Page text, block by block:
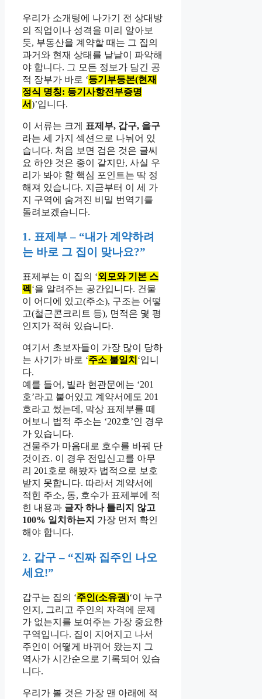
우리가 소개팅에 나가기 전 상대방
의 직업이나 성격을 미리 알아보
듯, 부동산을 계약할 때는 그 집의
과거와 현재 상태를 낱낱이 파악해
야 합니다. 그 모든 정보가 담긴 공
적 장부가 바로 ‘등기부등본(현재
정식 명칭: 등기사항전부증명
서)’입니다.
이 서류는 크게
표제부, 갑구, 을구
라는 세 가지 섹션으로 나뉘어 있
습니다. 처음 보면 검은 것은 글씨
요 하얀 것은 종이 같지만, 사실 우
리가 봐야 할 핵심 포인트는 딱 정
해져 있습니다. 지금부터 이 세 가
지 구역에 숨겨진 비밀 번역기를
돌려보겠습니다.
1. 표제부 – “내가 계약하려
는 바로 그 집이 맞나요?”
표제부는 이 집의 ‘외모와 기본 스
펙 ‘을 알려주는 공간입니다. 건물
이 어디에 있고(주소), 구조는 어떻
고(철근콘크리트 등), 면적은 몇 평
인지가 적혀 있습니다.
여기서 초보자들이 가장 많이 당하
는 사기가 바로 ‘주소 불일치 ‘입니
다.
예를 들어, 빌라 현관문에는 ‘201
호’라고 붙어있고 계약서에도 201
호라고 썼는데, 막상 표제부를 떼
어보니 법적 주소는 ‘202호’인 경우
가 있습니다.
건물주가 마음대로 호수를 바꿔 단
것이죠. 이 경우 전입신고를 아무
리 201호로 해봤자 법적으로 보호
받지 못합니다. 따라서 계약서에
적힌 주소, 동, 호수가 표제부에 적
힌 내용과 글자 하나 틀리지 않고
100% 일치하는지 가장 먼저 확인
해야 합니다.
2. 갑구 – “진짜 집주인 나오
세요!”
갑구는 집의 ‘주인(소유권)‘이 누구
인지, 그리고 주인의 자격에 문제
가 없는지를 보여주는 가장 중요한
구역입니다. 집이 지어지고 나서
주인이 어떻게 바뀌어 왔는지 그
역사가 시간순으로 기록되어 있습
니다.
우리가 볼 것은 가장 맨 아래에 적